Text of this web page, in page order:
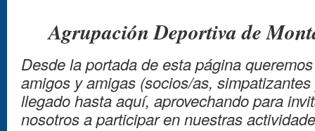
Agrupación Deportiva de
Desde la portada de esta página
amigos y amigas (socios/as,
llegado hasta aquí, aprovechando para
nosotros a participar en nuestras